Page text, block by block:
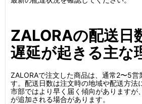
ZALORAの配送日
遅延が起きる主な
ZALORAで注文した商品は、通常2〜5営
す。配送日数は注文時の地域や配送方法
市部ではより早く届く傾向がありますが
が追加される場合があります。